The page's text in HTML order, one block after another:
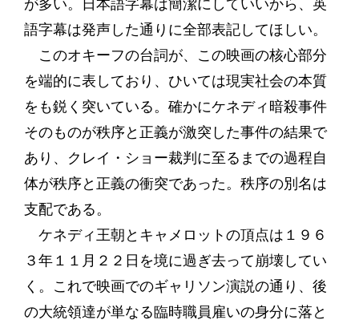
が多い。日本語字幕は簡潔にしていいから、英
語字幕は発声した通りに全部表記してほしい。
このオキーフの台詞が、この映画の核心部分
を端的に表しており、ひいては現実社会の本質
をも鋭く突いている。確かにケネディ暗殺事件
そのものが秩序と正義が激突した事件の結果で
あり、クレイ・ショー裁判に至るまでの過程自
体が秩序と正義の衝突であった。秩序の別名は
支配である。
ケネディ王朝とキャメロットの頂点は１９６
３年１１月２２日を境に過ぎ去って崩壊してい
く。これで映画でのギャリソン演説の通り、後
の大統領達が単なる臨時職員雇いの身分に落と